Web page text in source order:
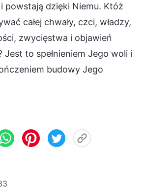
powstają dzięki Niemu. Któż
całej chwały, czci, władzy,
zwycięstwa i objawień
Jest to spełnieniem Jego woli i
budowy Jego